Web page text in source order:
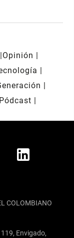
Opinión
Pódcast
COLOMBIANO
Envigado,